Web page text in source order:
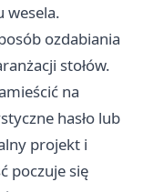
wesela.
ozdabiania
stołów.
na
hasło lub
projekt i
poczuje się